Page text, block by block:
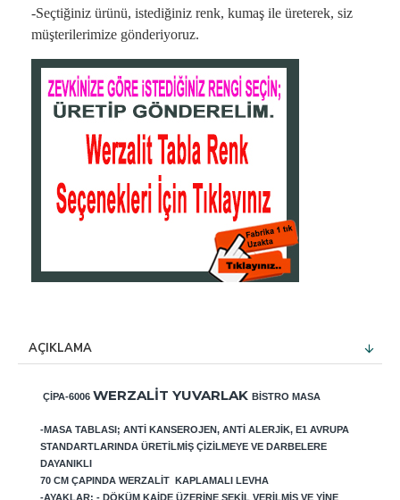
-Seçtiğiniz ürünü, istediğiniz renk, kumaş ile üreterek, siz
müşterilerimize gönderiyoruz.
AÇIKLAMA
ÇIPA-6006 WERZALIT YUVARLAK BISTRO MASA
-MASA TABLASI; ANTI KANSEROJEN, ANTI ALERJIK, E1 AVRUPA
STANDARTLARINDA ÜRETILMIŞ ÇIZILMEYE VE DARBELERE
DAYANIKLI
70 CM ÇAPINDA WERZALIT KAPLAMALI LEVHA
-AYAKLAR; - DÖKÜM KAIDE ÜZERINE ŞEKIL VERILMIŞ VE YINE